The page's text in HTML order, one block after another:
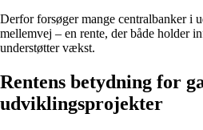
Derfor forsøger mange centralbanker i
mellemvej – en rente, der både holder
understøtter vækst.
Rentens betydning for
udviklingsprojekter